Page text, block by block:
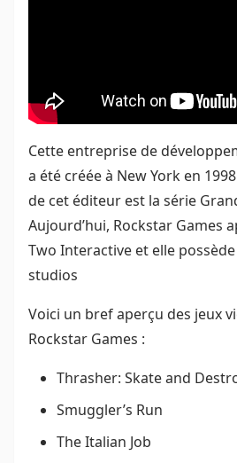
Cette entreprise de
a été créée à New York en
de cet éditeur est la série
Aujourd’hui, Rockstar Games
Two Interactive et elle
studios
Voici un bref aperçu des jeux
Rockstar Games :
Thrasher: Skate and
Smuggler’s Run
The Italian Job